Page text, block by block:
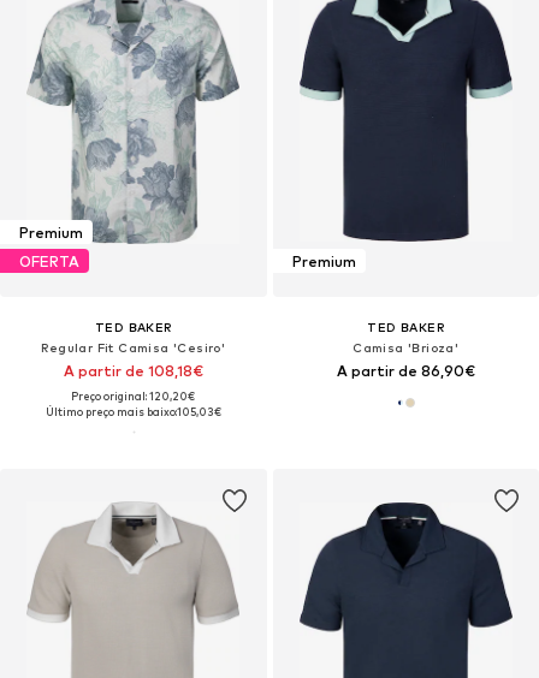
Premium
OFERTA
TED BAKER
Regular Fit Camisa 'Cesiro'
A partir de 108,18€
Preço original: 120,20€
Último preço mais baixo:105,03€
Premium
TED BAKER
Camisa 'Brioza'
A partir de 86,90€